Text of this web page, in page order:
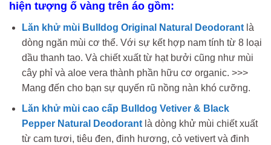
hiện tượng ố vàng trên áo gồm:
Lăn khử mùi Bulldog Original Natural Deodorantlà
dòng ngăn mùi cơ thể. Với sự kết hợp nam tính từ 8 loại
dầu thanh tao. Và chiết xuất từ hạt bưởi cũng như mùi
cây phỉ và aloe vera thành phần hữu cơ organic. >>>
Mang đến cho bạn sự quyến rũ nồng nàn khó cưỡng.
Lăn khử mùi cao cấp Bulldog Vetiver & Black
Pepper Natural Deodorantlà dòng khử mùi chiết xuất
từ cam tươi, tiêu đen, đinh hương, cỏ vetivert và đinh